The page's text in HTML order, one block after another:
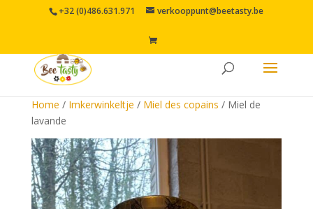
+32 (0)486.631.971 verkooppunt@beetasty.be
Home / Imkerwinkeltje / Miel des copains / Miel de
lavande